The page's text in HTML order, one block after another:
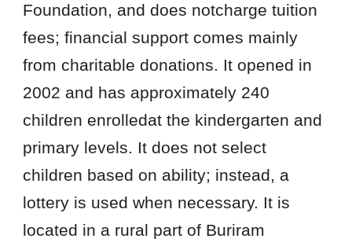
Foundation, and does notcharge tuition
fees; financial support comes mainly
from charitable donations. It opened in
2002 and has approximately 240
children enrolledat the kindergarten and
primary levels. It does not select
children based on ability; instead, a
lottery is used when necessary. It is
located in a rural part of Buriram